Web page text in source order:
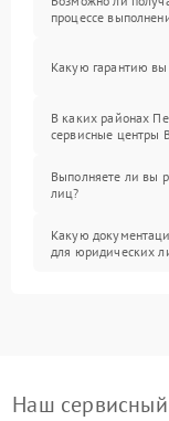
процессе
Какую гарантию вы
В каких районах
сервисные центры
Выполняете ли вы
лиц?
Какую
для юридических
Наш